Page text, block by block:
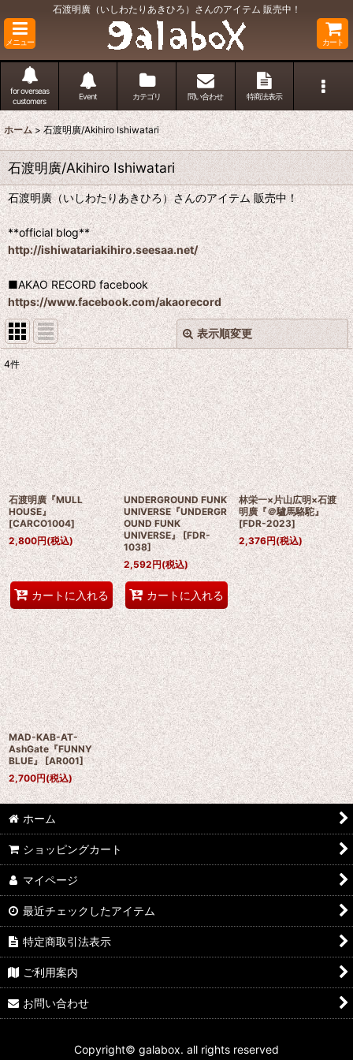
石渡明廣（いしわたりあきひろ）さんのアイテム 販売中！
メニュー カート
for overseas
customers
Event カテゴリ 問い合わせ 特商法表示
ホーム > 石渡明廣/Akihiro Ishiwatari
石渡明廣/Akihiro Ishiwatari
石渡明廣（いしわたりあきひろ）さんのアイテム 販売中！
**official blog**
http://ishiwatariakihiro.seesaa.net/
■AKAO RECORD facebook
https://www.facebook.com/akaorecord
表示順変更
表示数:
並び順:
絞り込む
閉じる
4件
石渡明廣『MULL
HOUSE』
[CARCO1004]
2,800円(税込)
カートに入れる
UNDERGROUND FUNK
UNIVERSE『UNDERGR
OUND FUNK
UNIVERSE』 [FDR-
1038]
2,592円(税込)
カートに入れる
林栄一×片山広明×石渡
明廣『＠驢馬駱駝』
[FDR-2023]
2,376円(税込)
MAD-KAB-AT-
AshGate『FUNNY
BLUE』 [AR001]
2,700円(税込)
ホーム
ショッピングカート
マイページ
最近チェックしたアイテム
特定商取引法表示
ご利用案内
お問い合わせ
Copyright© galabox. all rights reserved